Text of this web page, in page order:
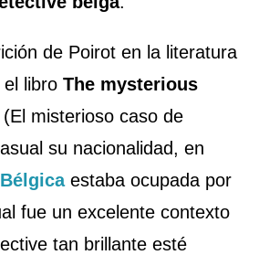
de Poirot en la literatura
el libroThe mysterious
(El misterioso caso de
su nacionalidad, en
Bélgicaestaba ocupada por
fue un excelente contexto
tan brillante esté